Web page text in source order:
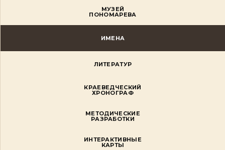
МУЗЕЙ
ПОНОМАРЕВА
ИМЕНА
ЛИТЕРАТУР
КРАЕВЕДЧЕСКИЙ
ХРОНОГРАФ
МЕТОДИЧЕСКИЕ
РАЗРАБОТКИ
ИНТЕРАКТИВНЫЕ
КАРТЫ